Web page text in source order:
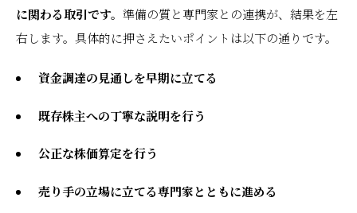
に関わる取引です。 準備の質と専門家との連携が、結果を左
右します。具体的に押さえたいポイントは以下の通りです。
資金調達の見通しを早期に立てる
既存株主への丁寧な説明を行う
公正な株価算定を行う
売り手の立場に立てる専門家とともに進める